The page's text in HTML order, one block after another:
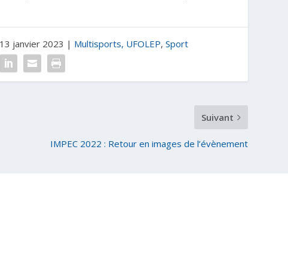
janvier 2023 | Multisports, UFOLEP,Sport
Suivant
IMPEC 2022 : Retour en images de l’évènement